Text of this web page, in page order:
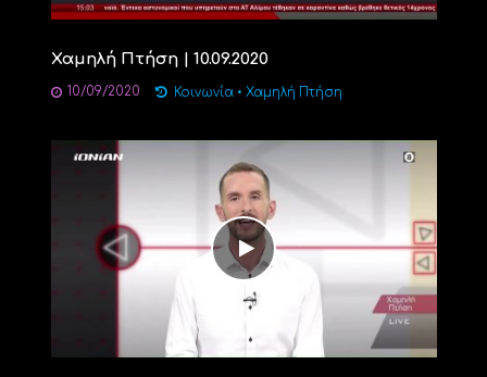
Χαμηλή Πτήση | 10.09.2020
10/09/2020 Κοινωνία • Χαμηλή Πτήση